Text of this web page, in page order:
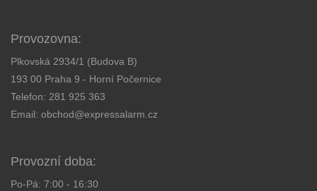
Provozovna:
Plkovská 2934/1 (Budova B)
193 00 Praha 9 - Horní Počernice
Telefon: 281 925 363
Email: obchod@expressalarm.cz
Provozní doba:
Po-Pá: 7:00 - 16:30